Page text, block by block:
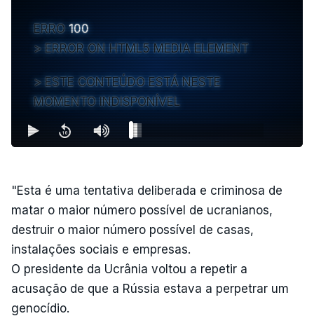
ERRO 100
ERROR ON HTML5 MEDIA ELEMENT
ESTE CONTEÚDO ESTÁ NESTE
MOMENTO INDISPONÍVEL
"Esta é uma tentativa deliberada e criminosa de
matar o maior número possível de ucranianos,
destruir o maior número possível de casas,
instalações sociais e empresas.
O presidente da Ucrânia voltou a repetir a
acusação de que a Rússia estava a perpetrar um
genocídio.